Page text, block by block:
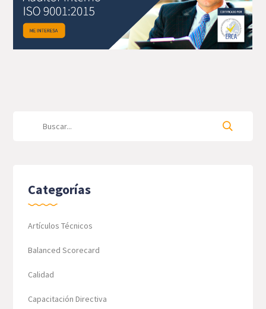
Categorías
Artículos Técnicos
Balanced Scorecard
Calidad
Capacitación Directiva